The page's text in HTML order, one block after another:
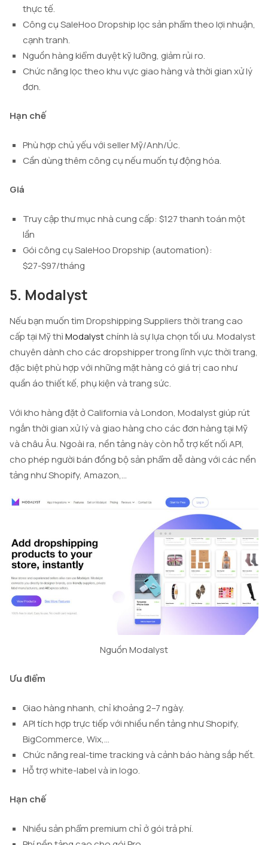
thực tế.
Công cụ SaleHoo Dropship lọc sản phẩm theo lợi nhuận,
cạnh tranh.
Nguồn hàng kiểm duyệt kỹ lưỡng, giảm rủi ro.
Chức năng lọc theo khu vực giao hàng và thời gian xử lý
đơn.
Hạn chế
Phù hợp chủ yếu với seller Mỹ/Anh/Úc.
Cần dùng thêm công cụ nếu muốn tự động hóa.
Giá
Truy cập thư mục nhà cung cấp: $127 thanh toán một
lần
Gói công cụ SaleHoo Dropship (automation):
$27-$97/tháng
5. Modalyst
Nếu bạn muốn tìm Dropshipping Suppliers thời trang cao
cấp tại Mỹ thìModalystchính là sự lựa chọn tối ưu. Modalyst
chuyên dành cho các dropshipper trong lĩnh vực thời trang,
đặc biệt phù hợp với những mặt hàng có giá trị cao như
quần áo thiết kế, phụ kiện và trang sức.
Với kho hàng đặt ở California và London, Modalyst giúp rút
ngắn thời gian xử lý và giao hàng cho các đơn hàng tại Mỹ
và châu Âu. Ngoài ra, nền tảng này còn hỗ trợ kết nối API,
cho phép người bán đồng bộ sản phẩm dễ dàng với các nền
tảng như Shopify, Amazon,…
Nguồn Modalyst
Ưu điểm
Giao hàng nhanh, chỉ khoảng 2–7 ngày.
API tích hợp trực tiếp với nhiều nền tảng như Shopify,
BigCommerce, Wix,…
Chức năng real-time tracking và cảnh báo hàng sắp hết.
Hỗ trợ white-label và in logo.
Hạn chế
Nhiều sản phẩm premium chỉ ở gói trả phí.